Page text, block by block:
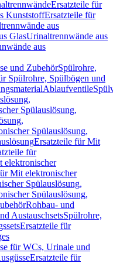
Ersatzteile für
KunststoffErsatzteile für
aus
GlasUrinaltrennwände aus
aus
und ZubehörSpülrohre,
Spülrohre, Spülbögen und
Ablaufventile
Spülauslösung,
Spülauslösung,
Ersatzteile für Mit
für
elektronischer
Mit elektronischer
Spülauslösung,
Spülauslösung,
Rohbau- und
AustauschsetsSpülrohre,
Ersatzteile für
für WCs, Urinale und
Ersatzteile für